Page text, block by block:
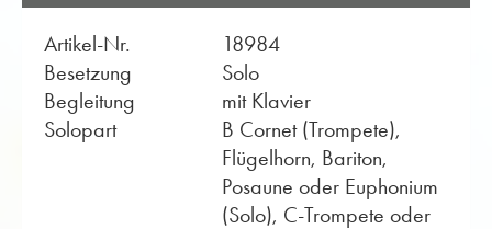
Artikel-Nr.
18984
Besetzung
Solo
Begleitung
mit Klavier
Solopart
B Cornet (Trompete),
Flügelhorn, Bariton,
Posaune oder Euphonium
(Solo), C-Trompete oder